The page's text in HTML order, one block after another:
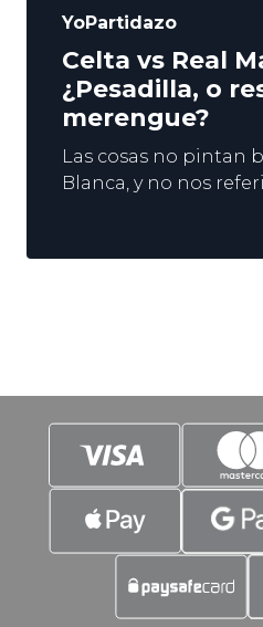
YoPartidazo
Celta vs Real
¿Pesadilla, o
merengue?
Las cosas no pintan
Blanca, y no nos
Madrid encadena 2
sensaciones no son
liguero es posible,
equipo es pobre, y
esperar de los de